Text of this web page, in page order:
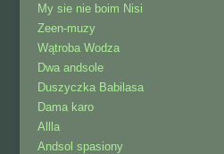
My sie nie boim Nisi
Zeen-muzy
Wątroba Wodza
Dwa andsole
Duszyczka Babilasa
Dama karo
Allla
Andsol spasiony